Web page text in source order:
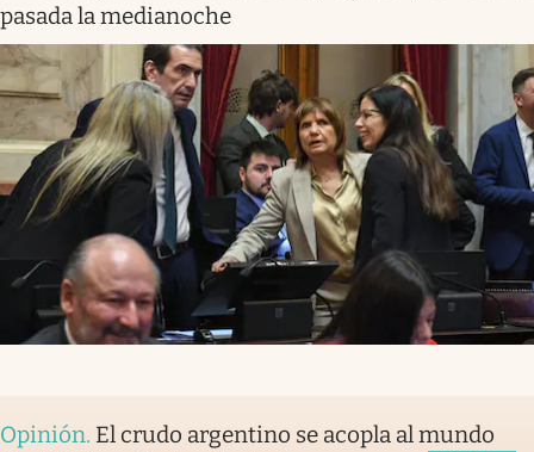
pasada la medianoche
Opinión. El crudo argentino se acopla al mundo